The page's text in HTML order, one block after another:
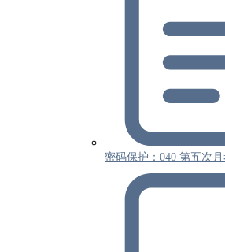
密码保护：040 第五次月